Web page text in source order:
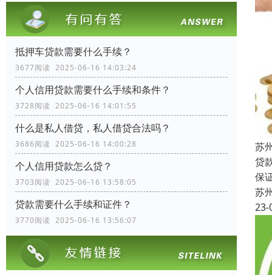
抵押车贷款需要什么手续？
3677阅读 2025-06-16 14:03:24
个人信用贷款需要什么手续和条件？
3728阅读 2025-06-16 14:01:55
什么是私人借贷，私人借贷合法吗？
3686阅读 2025-06-16 14:00:28
个人信用贷款怎么贷？
3703阅读 2025-06-16 13:58:05
贷款需要什么手续和证件？
3770阅读 2025-06-16 13:56:07
苏
贷
保
苏
23-